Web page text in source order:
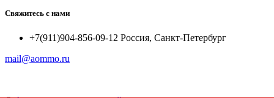
Свяжитесь с нами
+7(911)904-856-09-12 Россия, Санкт-Петербург
mail@aommo.ru